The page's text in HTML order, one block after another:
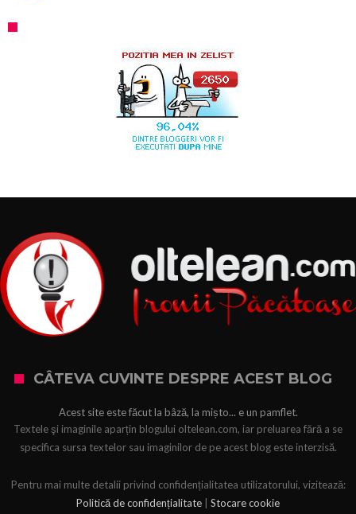
CÂTEVA CUVINTE DESPRE ACEST BLOG
Acest site este făcut la bâză, la mișto... e un pamflet.
Textele şi imaginile aparțin blogului oltelean.com, iar preluarea fără a se
specifica sursa textelor sau imaginilor de pe acest blog este interzisă.
Pentru mai multe detalii privind confidențialitatea utilizatorului, vizitează:
Politică de confidențialitate
Stocare cookie